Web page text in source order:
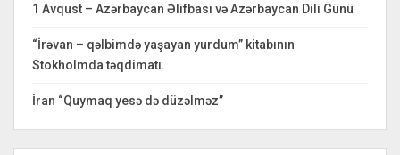
1 Avqust – Azərbaycan Əlifbası və Azərbaycan Dili Günü
“İrəvan – qəlbimdə yaşayan yurdum” kitabının
Stokholmda təqdimatı.
İran “Quymaq yesə də düzəlməz”